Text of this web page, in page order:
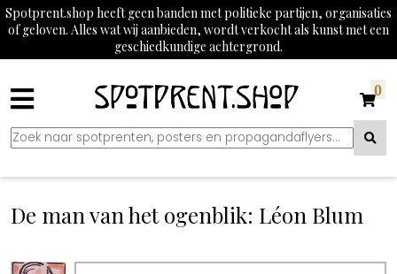
Spotprent.shop heeft geen banden met politieke partijen, organisaties
of geloven. Alles wat wij aanbieden, wordt verkocht als kunst met een
geschiedkundige achtergrond.
0
De man van het ogenblik: Léon Blum